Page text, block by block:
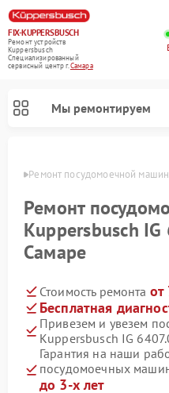
FIX-KUPPERSBUSCH
Ремонт устройств
Kuppersbusch
Специализированный
cервисный центр г.Самара
Мы ремонтируем
Ремонт посудомоечной
Ремонт
Kuppersbusch
Самаре
Стоимость ремонта от
Бесплатная
Привезем и увезем
Kuppersbusch IG
Гарантия на наши
посудомоечных
до 3-х лет